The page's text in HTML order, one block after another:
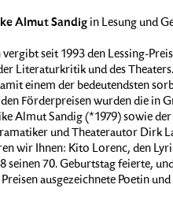
Almut Sandigin Lesung und
vergibt seit 1993 den Lessing-
Literaturkritik und des
einem der bedeutendsten
Förderpreisen wurden die in
Almut Sandig (*1979) sowie
und Theaterautor Dirk
wir Ihnen: Kito Lorenc, den
seinen 70. Geburtstag feierte,
ausgezeichnete Poetin